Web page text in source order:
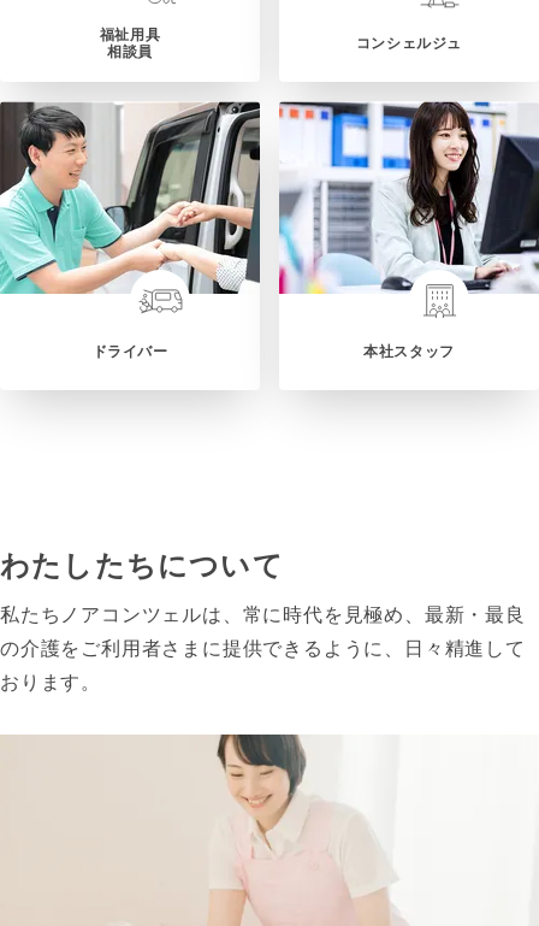
福祉用具
相談員
コンシェルジュ
ドライバー 本社スタッフ
わたしたちについて
私たちノアコンツェルは、常に時代を見極め、最新・最良
の介護をご利用者さまに提供できるように、日々精進して
おります。